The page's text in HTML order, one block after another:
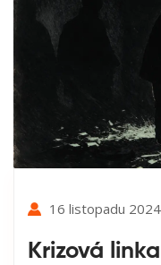
16 listopadu 2024
Krizová